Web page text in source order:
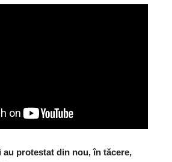
protestat din nou, în tăcere,